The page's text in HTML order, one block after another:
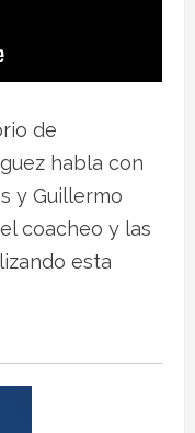
de
habla con
y Guillermo
coacheo y las
esta